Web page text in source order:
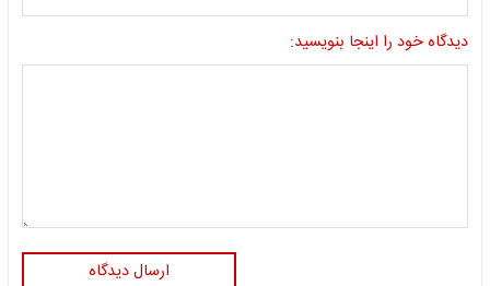
دیدگاه خود را اینجا بنویسید:
ارسال دیدگاه